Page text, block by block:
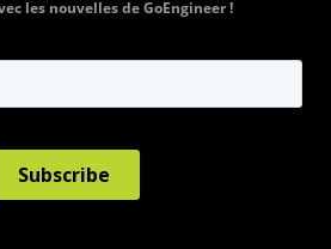
les nouvelles de GoEngineer !